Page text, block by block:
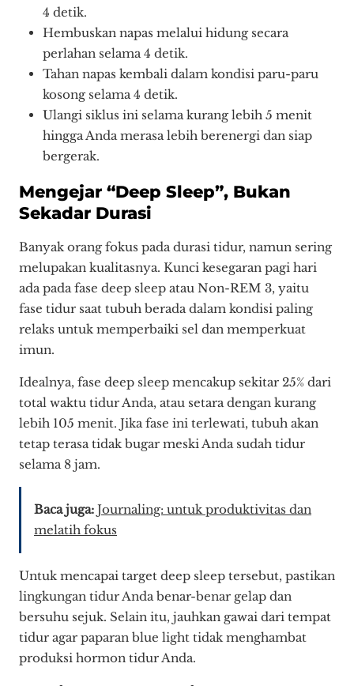
4 detik.
Hembuskan napas melalui hidung secara
perlahan selama 4 detik.
Tahan napas kembali dalam kondisi paru-paru
kosong selama 4 detik.
Ulangi siklus ini selama kurang lebih 5 menit
hingga Anda merasa lebih berenergi dan siap
bergerak.
Mengejar “Deep Sleep”, Bukan
Sekadar Durasi
Banyak orang fokus pada durasi tidur, namun sering
melupakan kualitasnya. Kunci kesegaran pagi hari
ada pada fase deep sleep atau Non-REM 3, yaitu
fase tidur saat tubuh berada dalam kondisi paling
relaks untuk memperbaiki sel dan memperkuat
imun.
Idealnya, fase deep sleep mencakup sekitar 25% dari
total waktu tidur Anda, atau setara dengan kurang
lebih 105 menit. Jika fase ini terlewati, tubuh akan
tetap terasa tidak bugar meski Anda sudah tidur
selama 8 jam.
Baca juga: Journaling: untuk produktivitas dan
melatih fokus
Untuk mencapai target deep sleep tersebut, pastikan
lingkungan tidur Anda benar-benar gelap dan
bersuhu sejuk. Selain itu, jauhkan gawai dari tempat
tidur agar paparan blue light tidak menghambat
produksi hormon tidur Anda.